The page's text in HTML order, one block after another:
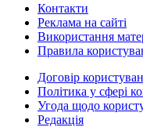
Контакти
Реклама на сайті
Використання
Правила
Договір
Політика у сфері
Угода щодо
Редакція